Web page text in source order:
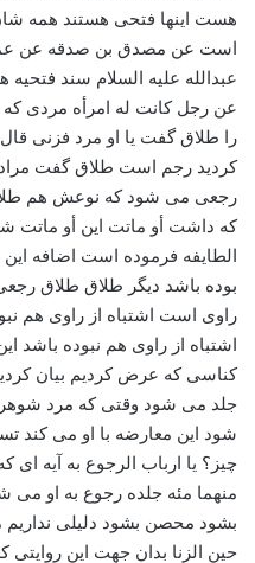
هست اینها فتحی هستند همه شان
است عن مصدق بن صدقه عن
عبدالله علیه السلام سند
عن رجل کانت له امرأه مردی که
را طلاق گفت یا او مرد فزنی
کردید رجم است طلاق گفت
رجعی می شود که نوعش هم
که داشت أو ماتت این أو ماتت
الطایفه فرموده است اضافه
بوده باشد دیگر طلاق طلاق
راوی است اشتباه از راوی هم
اشتباه از راوی هم نبوده
کناسی که عرض کردیم بیان
جلد می شود وقتی که مرد شوهر
شود این معارضه با او می کند
چیز؟ یا ارباب الرجوع به آیه ای
منهما مئه جلده رجوع به او می
بشود محصن بشود دلیلی
حین الزنا بدان جهت این